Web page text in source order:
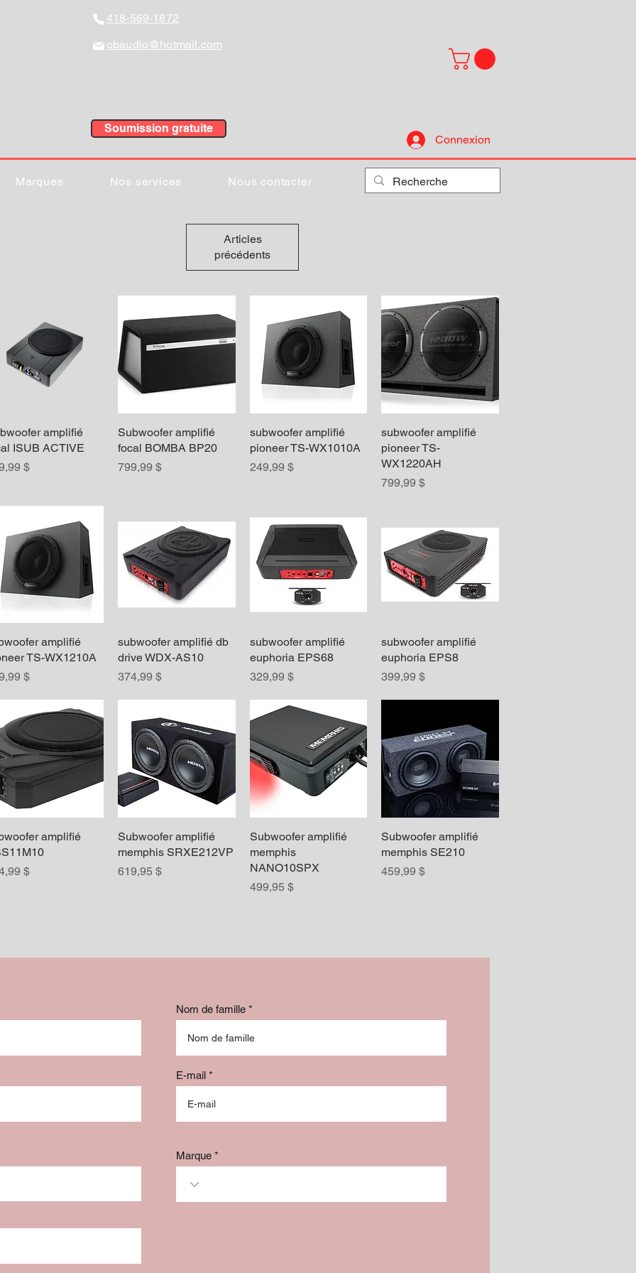
418-569-1872
obaudio@hotmail.com
Soumission gratuite
Connexion
Marques Nos services Nous contacter
Articles
précédents
Aperçu rapide
amplifié
ISUB ACTIVE
$
Aperçu rapide
Subwoofer amplifié
focal BOMBA BP20
Prix
799,99 $
Aperçu rapide
subwoofer amplifié
pioneer TS-WX1010A
Prix
249,99 $
Aperçu rapide
subwoofer amplifié
pioneer TS-
WX1220AH
Prix
799,99 $
Aperçu rapide
amplifié
TS-WX1210A
$
Aperçu rapide
subwoofer amplifié db
drive WDX-AS10
Prix
374,99 $
Aperçu rapide
subwoofer amplifié
euphoria EPS68
Prix
329,99 $
Aperçu rapide
subwoofer amplifié
euphoria EPS8
Prix
399,99 $
Aperçu rapide
amplifié
$
Aperçu rapide
Subwoofer amplifié
memphis SRXE212VP
Prix
619,95 $
Aperçu rapide
Subwoofer amplifié
memphis
NANO10SPX
Prix
499,95 $
Aperçu rapide
Subwoofer amplifié
memphis SE210
Prix
459,99 $
Nom de famille
E-mail
Marque